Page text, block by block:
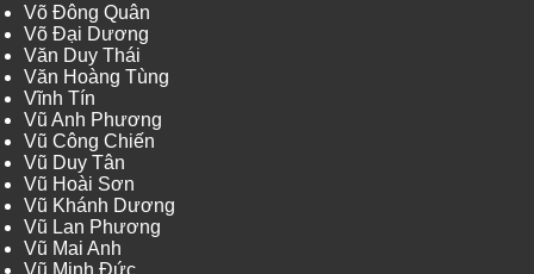
Võ Đông Quân
Võ Đại Dương
Văn Duy Thái
Văn Hoàng Tùng
Vĩnh Tín
Vũ Anh Phương
Vũ Công Chiến
Vũ Duy Tân
Vũ Hoài Sơn
Vũ Khánh Dương
Vũ Lan Phương
Vũ Mai Anh